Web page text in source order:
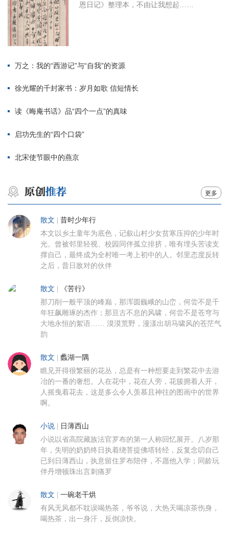
恩日记》整理本，不由让我想起……
万之：我的“西游记”与“自我”的资源
徐光耀的千封家书：岁月如歌 信短情长
读《晦庵书话》品“四个一点”的真味
启功先生的“四个口袋”
北宋使节眼中的燕京
更多
散文 昔时少年行
本文以乡土童年为底色，记叙山村少女贫寒压抑的少年时
光。曾被邻里轻视、校园同伴孤立排挤，唯有埋头苦读支
撑自己，最终成为全村唯一考上初中的人。邻里态度反转
之后，昔日敌对的伙伴
散文 《苦行》
那刀削一般平顶的峰巅，那浑圆巍峨的山峦，何尝不是千
年狂飙雕琢的杰作；那亘古不息的风啸，何尝不是苍穹与
大地永恒的絮语…… 漠漠荒野，漫漾出胡马啸风的苍茫气
韵
散文 蠡湖一隅
瞧见开得很繁丽的花丛，总是有一种想要走到繁花中去游
冶的一番的奢想。人在花中，花在人旁，花簇拥着人开，
人摇曳着花去，这是多么令人羡慕且神往的图画中的世界
啊。
小说 日薄西山
小说以省高院藏族法官罗布的第一人称回忆展开。八岁那
年，失明的奶奶终日执着绕菩提佛塔转经，反复念叨自己
已到日薄西山，执意留住罗布陪伴，不愿他入学；同龄玩
伴丹增顿珠出言刺痛罗
散文 一碗老干烘
有风无风都不耽误喝热茶，爷爷说，大热天喝凉茶伤身，
喝热茶，出一身汗，反倒凉快。